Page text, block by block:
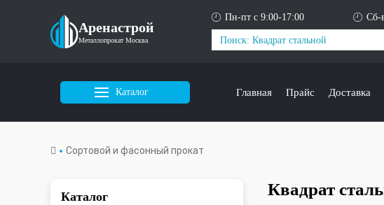
Аренастрой
Металлопрокат Москва
Пн-пт с 9:00-17:00 Сб-
Каталог Главная Прайс Доставка
Сортовой и фасонный прокат
Каталог Квадрат